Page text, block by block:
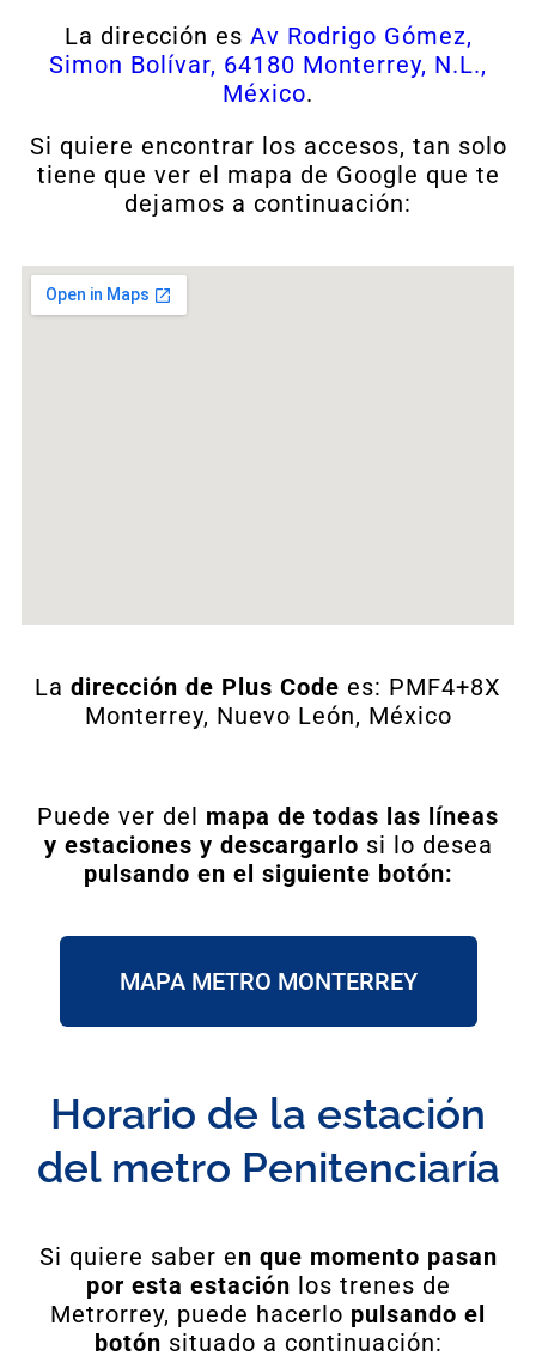
La dirección es Av Rodrigo Gómez,
Simon Bolívar, 64180 Monterrey, N.L.,
México.
Si quiere encontrar los accesos, tan solo
tiene que ver el mapa de Google que te
dejamos a continuación:
La dirección de Plus Code es: PMF4+8X
Monterrey, Nuevo León, México
Puede ver del mapa de todas las líneas
y estaciones y descargarlo si lo desea
pulsando en el siguiente botón:
MAPA METRO MONTERREY
Horario de la estación
del metro Penitenciaría
Si quiere saber en que momento pasan
por esta estación los trenes de
Metrorrey, puede hacerlo pulsando el
botón situado a continuación: